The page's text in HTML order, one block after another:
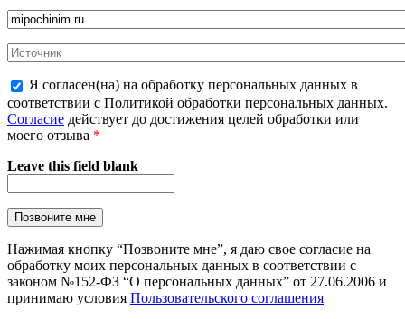
Я согласен(на) на обработку персональных данных в
соответствии с Политикой обработки персональных данных.
Согласие действует до достижения целей обработки или
моего отзыва *
Leave this field blank
Нажимая кнопку “Позвоните мне”, я даю свое согласие на
обработку моих персональных данных в соответствии с
законом №152-ФЗ “О персональных данных” от 27.06.2006 и
принимаю условия Пользовательского соглашения